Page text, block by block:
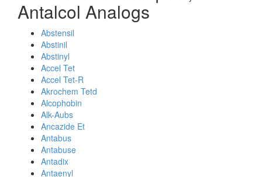
Antalcol Analogs
Abstensil
Abstinil
Abstinyl
Accel Tet
Accel Tet-R
Akrochem Tetd
Alcophobin
Alk-Aubs
Ancazide Et
Antabus
Antabuse
Antadix
Antaenyl